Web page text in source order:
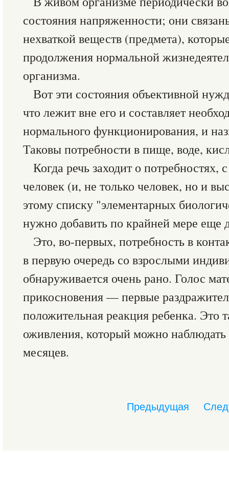
состояния напряженности; они
нехваткой веществ (предмета),
продолжения нормальной
организма.
Вот эти состояния объективной
что лежит вне его и составляет
нормального функционирования, и
Таковы потребности в пище, воде,
Когда речь заходит о потребностях,
человек (и, не только человек, но и
этому списку "элементарных
нужно добавить по крайней мере еще
Это, во-первых, потребность в
в первую очередь со взрослыми
обнаруживается очень рано. Голос
прикосновения — первые
положительная реакция ребенка. Это
оживления, который можно
месяцев.
Предыдущая